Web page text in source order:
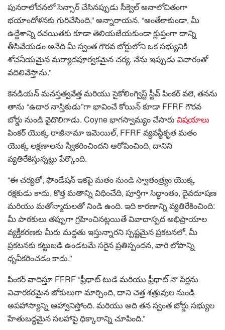
పునరాలోచనలో సెన్సార్ చేసినప్పుడు సీక్వెల్ అనాలోచితంగా
భయాందోళనకు గురిచేసింది,” అన్నారాయన. “అంతేకాకుండా, మీ
ఉద్దేశాన్ని రచయితకు కూడా తెలియజేయకుండా క్లుప్తంగా దాన్ని
తీసివేయడం అనేది మీ స్వంత గౌరవ బోర్డులోని ఒక సభ్యునికి
శోచనీయమైన మర్యాదపూర్వకమైన చర్య. నేను ఇప్పుడు విచారంతో
వదిలివేస్తాను.”
కెనడియన్ మనస్తత్వవేత్త మరియు సైకోలింగ్విస్ట్ స్టీవ్ పింకర్ వలె, తనను
తాను “ఉదార నాస్తికుడు”గా భావించే కోయిన్ కూడా FFRF గౌరవ
బోర్డు నుండి వైదొలిగాడు. Coyne భాగస్వామ్యం చేసారు విషయాలు
పింకర్ యొక్క రాజీనామా ఇమెయిల్, FFRF వ్యవస్థీకృత మతం
యొక్క లక్షణాలను స్వీకరించిందని ఆరోపించింది, దానిని
వ్యతిరేకిస్తున్నట్లు పేర్కొంది.
“ఈ చర్యతో, ఫౌండేషన్ ఇకపై మతం నుండి స్వాతంత్ర్యం యొక్క
రక్షకుడు కాదు, కొత్త మతాన్ని విధించేది, పూర్తిగా సిద్ధాంతం, దైవదూషణ
మరియు మతోన్మాదులతో నిండి ఉంది. ఇది కారణాన్ని వ్యతిరేకించింది:
మీ పాఠకులు తప్పుగా గ్రహించినట్లయితే వివాదాస్పద అభిప్రాయాల
వ్యక్తీకరణకు మీరు మద్దతు ఇస్తున్నారని స్పష్టమైన ప్రకటనలో, మీ
ప్రకటనకు కట్టుబడి ఉండటమే సరైన ప్రతిస్పందన, వారి లోపాన్ని
ధృవీకరించడం కాదు.”
పింకర్ వాదిస్తూ FFRF “ఫ్రీథాట్ టుడే మరియు ఫ్రీథాట్ నౌ పేర్లను
విచారకరమైన జోకులుగా మార్చింది, దాని చెత్త శత్రువుల నుండి
అపహాస్యాన్ని ఆహ్వానిస్తోంది. మరియు అది తన స్వంత బోర్డు సభ్యుల
హేతుబద్ధమైన సలహాపై ధిక్కారాన్ని చూపింది.”